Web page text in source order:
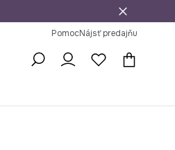
PomocNájsť predajňu